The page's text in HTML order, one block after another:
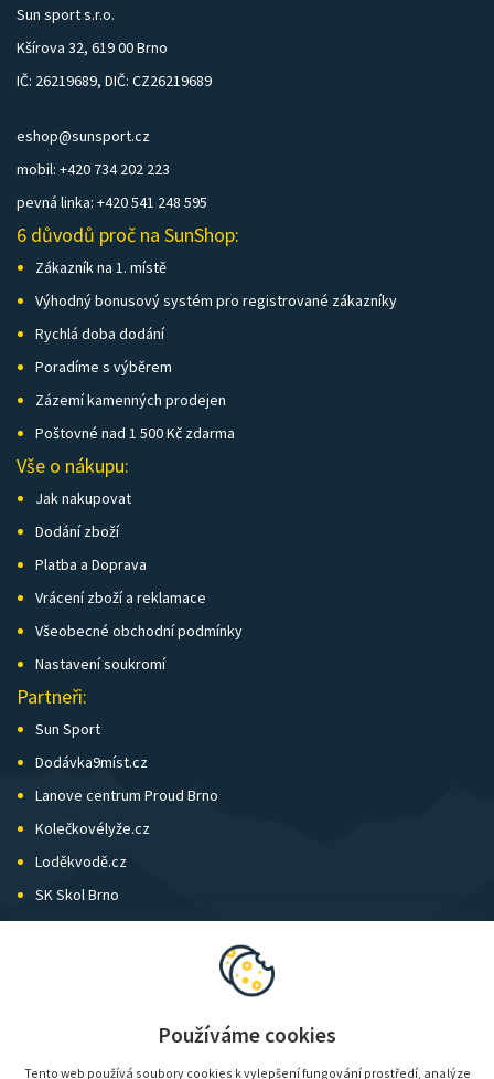
Sun sport s.r.o.
Kšírova 32, 619 00 Brno
IČ: 26219689, DIČ: CZ26219689
eshop@sunsport.cz
mobil: +420 734 202 223
pevná linka: +420 541 248 595
6 důvodů proč na SunShop:
Zákazník na 1. místě
Výhodný bonusový systém pro registrované zákazníky
Rychlá doba dodání
Poradíme s výběrem
Zázemí kamenných prodejen
Poštovné nad 1 500 Kč zdarma
Vše o nákupu:
Jak nakupovat
Dodání zboží
Platba a Doprava
Vrácení zboží a reklamace
Všeobecné obchodní podmínky
Nastavení soukromí
Partneři:
Sun Sport
Dodávka9míst.cz
Lanove centrum Proud Brno
Kolečkovélyže.cz
Loděkvodě.cz
SK Skol Brno
Biatlon Brno
Používáme cookies
Tento web používá soubory cookies k vylepšení fungování prostředí, analýze